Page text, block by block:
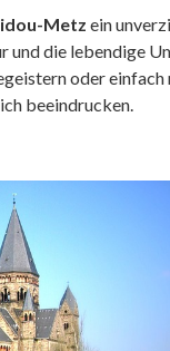
Metz ein
die lebendige
oder
beeindrucken.